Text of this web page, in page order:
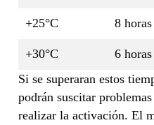
+25°C 8 horas
+30°C 6 horas
Si se superaran estos
podrán suscitar
realizar la activación. El